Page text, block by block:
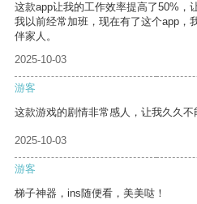
这款app让我的工作效率提高了50%，
我以前经常加班，现在有了这个app，
伴家人。
2025-10-03
游客
这款游戏的剧情非常感人，让我久久不
2025-10-03
游客
梯子神器，ins随便看，美美哒！